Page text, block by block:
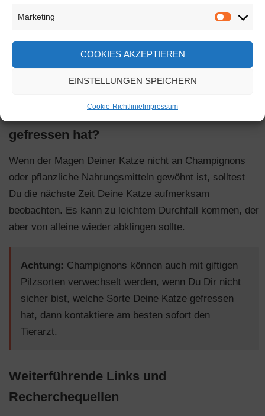
Marketing
COOKIES AKZEPTIEREN
EINSTELLUNGEN SPEICHERN
Cookie-RichtlinieImpressum
ist eine Aminosäure und Katzen empfinden diesen
Geschmack als besonders gut.
Was tun, wenn die Katze Champignons
gefressen hat?
Wenn der Magen Deiner Katze nicht an Champignons
oder pflanzliche Nahrungsmitteln gewöhnt ist, solltest
Du die nächste Zeit Deine Katze aufmerksam
beobachten. Es kann zu leichtem Durchfall kommen, der
aber von alleine wieder abklingen sollte.
Achtung: Champignons können auch mit giftigen
Pilzsorten verwechselt werden, wenn Du Dir nicht
sicher bist, welche Sorte Deine Katze gefressen
hat, dann kontaktiere am besten sofort den
Tierarzt.
Weiterführende Links und
Recherchequellen